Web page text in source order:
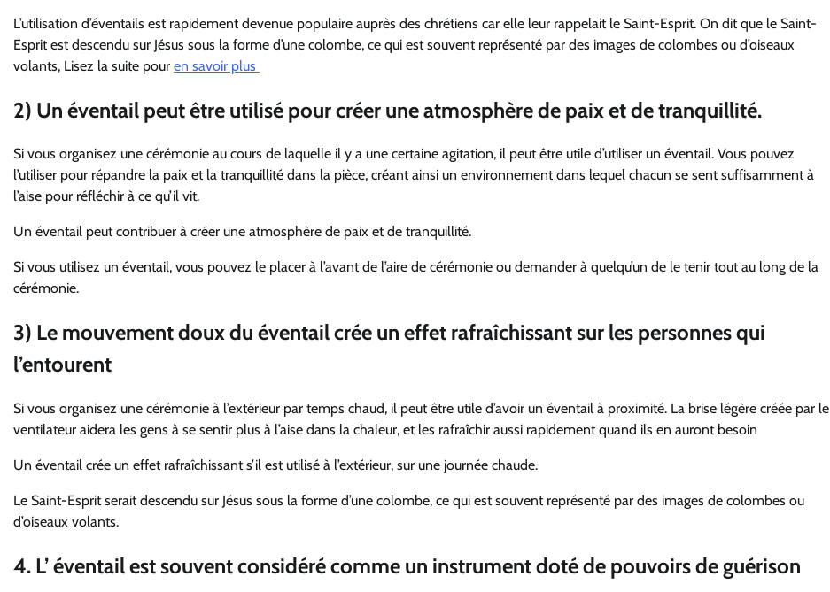
L’utilisation d’éventails est rapidement devenue populaire auprès des chrétiens car elle leur rappelait le Saint-Esprit. On dit que le Saint-
Esprit est descendu sur Jésus sous la forme d’une colombe, ce qui est souvent représenté par des images de colombes ou d’oiseaux
volants, Lisez la suite pour en savoir plus
2) Un éventail peut être utilisé pour créer une atmosphère de paix et de tranquillité.
Si vous organisez une cérémonie au cours de laquelle il y a une certaine agitation, il peut être utile d’utiliser un éventail. Vous pouvez
l’utiliser pour répandre la paix et la tranquillité dans la pièce, créant ainsi un environnement dans lequel chacun se sent suffisamment à
l’aise pour réfléchir à ce qu’il vit.
Un éventail peut contribuer à créer une atmosphère de paix et de tranquillité.
Si vous utilisez un éventail, vous pouvez le placer à l’avant de l’aire de cérémonie ou demander à quelqu’un de le tenir tout au long de la
cérémonie.
3) Le mouvement doux du éventail crée un effet rafraîchissant sur les personnes qui
l’entourent
Si vous organisez une cérémonie à l’extérieur par temps chaud, il peut être utile d’avoir un éventail à proximité. La brise légère créée par le
ventilateur aidera les gens à se sentir plus à l’aise dans la chaleur, et les rafraîchir aussi rapidement quand ils en auront besoin
Un éventail crée un effet rafraîchissant s’il est utilisé à l’extérieur, sur une journée chaude.
Le Saint-Esprit serait descendu sur Jésus sous la forme d’une colombe, ce qui est souvent représenté par des images de colombes ou
d’oiseaux volants.
4. L’ éventail est souvent considéré comme un instrument doté de pouvoirs de guérison